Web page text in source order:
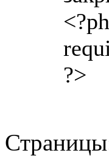
?>